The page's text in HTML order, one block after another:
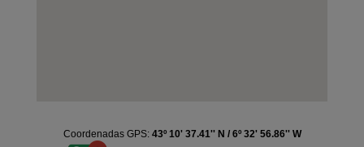
Coordenadas GPS: 43º 10' 37.41'' N / 6º 32' 56.86'' W